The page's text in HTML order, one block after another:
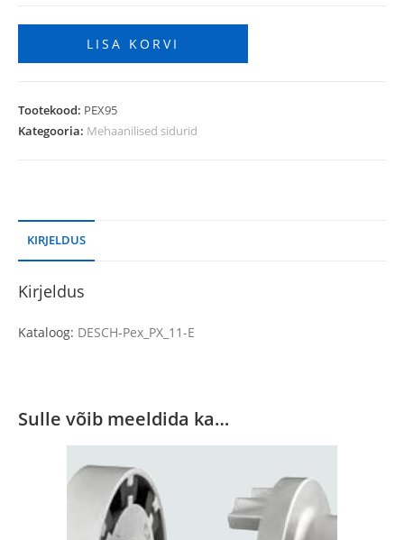
LISA KORVI
Tootekood: PEX95
Kategooria: Mehaanilised sidurid
KIRJELDUS
Kirjeldus
Kataloog: DESCH-Pex_PX_11-E
Sulle võib meeldida ka…